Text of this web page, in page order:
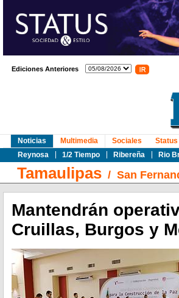
Ediciones Anteriores
Noticias
Reynosa
1/2 Tiempo Ribereña Rio
Multimedia Sociales Status
Tamaulipas / San
Mantendrán
Cruillas, Burgos y